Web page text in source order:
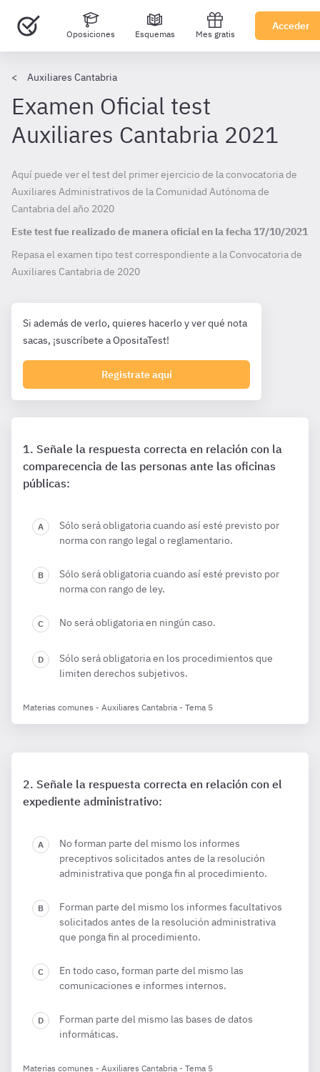
Oposiciones Esquemas Mes gratis
Acceder
Auxiliares Cantabria
Examen Oficial test
Auxiliares Cantabria 2021
Aquí puede ver el test del primer ejercicio de la convocatoria de
Auxiliares Administrativos de la Comunidad Autónoma de
Cantabria del año 2020
Este test fue realizado de manera oficial en la fecha 17/10/2021
Repasa el examen tipo test correspondiente a la Convocatoria de
Auxiliares Cantabria de 2020
Si además de verlo, quieres hacerlo y ver qué nota
sacas, ¡suscríbete a OpositaTest!
Registrate aquí
Señale la respuesta correcta en relación con la
comparecencia de las personas ante las oficinas
públicas:
Sólo será obligatoria cuando así esté previsto por
norma con rango legal o reglamentario.
Sólo será obligatoria cuando así esté previsto por
norma con rango de ley.
No será obligatoria en ningún caso.
Sólo será obligatoria en los procedimientos que
limiten derechos subjetivos.
Materias comunes - Auxiliares Cantabria - Tema 5
Señale la respuesta correcta en relación con el
expediente administrativo:
No forman parte del mismo los informes
preceptivos solicitados antes de la resolución
administrativa que ponga fin al procedimiento.
Forman parte del mismo los informes facultativos
solicitados antes de la resolución administrativa
que ponga fin al procedimiento.
En todo caso, forman parte del mismo las
comunicaciones e informes internos.
Forman parte del mismo las bases de datos
informáticas.
Materias comunes - Auxiliares Cantabria - Tema 5